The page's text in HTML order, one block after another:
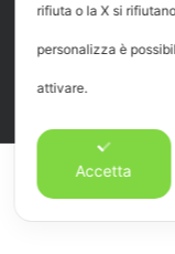
il preavviso
© Copyright 2012 -
rifiuta o la X si
personalizza è
attivare.
Accetta